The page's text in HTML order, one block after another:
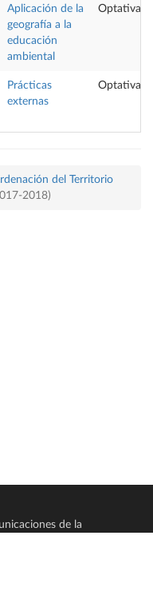
Aplicación de la
geografía a la
educación
ambiental
Optativa
Prácticas
externas
Optativa
del Territorio
2018)
de la